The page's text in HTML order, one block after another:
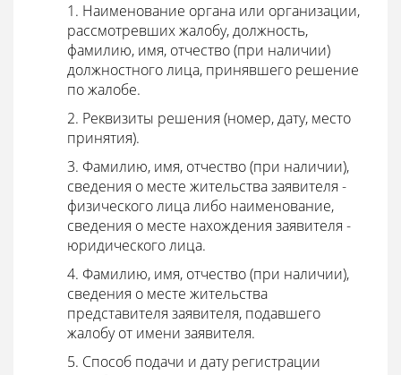
1. Наименование органа или организации,
рассмотревших жалобу, должность,
фамилию, имя, отчество (при наличии)
должностного лица, принявшего решение
по жалобе.
2. Реквизиты решения (номер, дату, место
принятия).
3. Фамилию, имя, отчество (при наличии),
сведения о месте жительства заявителя -
физического лица либо наименование,
сведения о месте нахождения заявителя -
юридического лица.
4. Фамилию, имя, отчество (при наличии),
сведения о месте жительства
представителя заявителя, подавшего
жалобу от имени заявителя.
5. Способ подачи и дату регистрации